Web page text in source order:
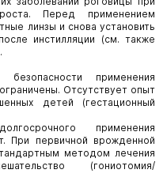
Перед применением
линзы и снова установить
инстилляции (см. также
применения
Отсутствует опыт
детей (гестационный
применения
При первичной врожденной
методом лечения
(гониотомия/